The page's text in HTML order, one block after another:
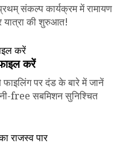
संकल्प कार्यक्रम में रामायण
यात्रा की शुरुआत!
करें
पर दंड के बारे में जानें
free सबमिशन सुनिश्चित